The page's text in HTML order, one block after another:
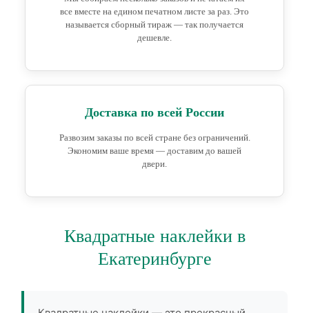
все вместе на едином печатном листе за раз. Это
называется сборный тираж — так получается
дешевле.
Доставка по всей России
Развозим заказы по всей стране без ограничений.
Экономим ваше время — доставим до вашей
двери.
Квадратные наклейки в
Екатеринбурге